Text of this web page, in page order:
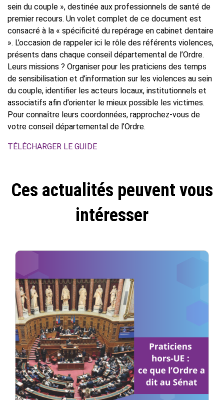
sein du couple », destinée aux professionnels de santé de
premier recours. Un volet complet de ce document est
consacré à la « spécificité du repérage en cabinet dentaire
». L’occasion de rappeler ici le rôle des référents violences,
présents dans chaque conseil départemental de l’Ordre.
Leurs missions ? Organiser pour les praticiens des temps
de sensibilisation et d’information sur les violences au sein
du couple, identifier les acteurs locaux, institutionnels et
associatifs afin d’orienter le mieux possible les victimes.
Pour connaître leurs coordonnées, rapprochez-vous de
votre conseil départemental de l’Ordre.
TÉLÉCHARGER LE GUIDE
Ces actualités peuvent vous
intéresser